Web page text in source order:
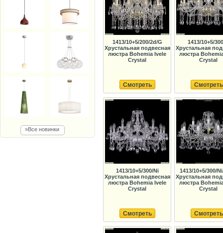
»Все новинки
1413/10+5/200/2d/G
Хрустальная подвесная
люстра Bohemia Ivele
Crystal
Смотреть
1413/10+5/
Хрустальная
люстра
Crystal
Смотреть
1413/10+5/300/Ni
Хрустальная подвесная
люстра Bohemia Ivele
Crystal
Смотреть
1413/10+5/300/
Хрустальная
люстра
Crystal
Смотреть